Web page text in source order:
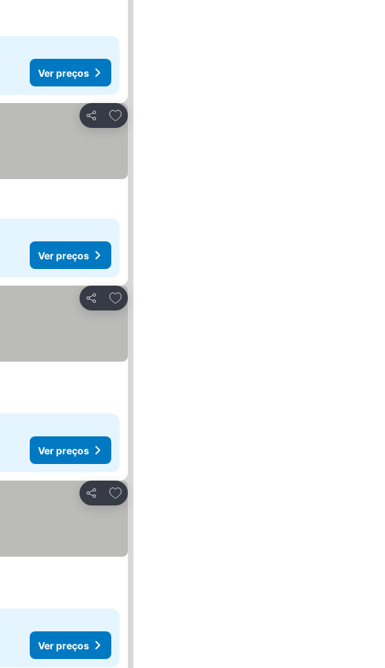
Ver preços
Partilhar
Adicionar aos favoritos
Ver preços
Partilhar
Adicionar aos favoritos
Ver preços
Partilhar
Adicionar aos favoritos
Ver preços